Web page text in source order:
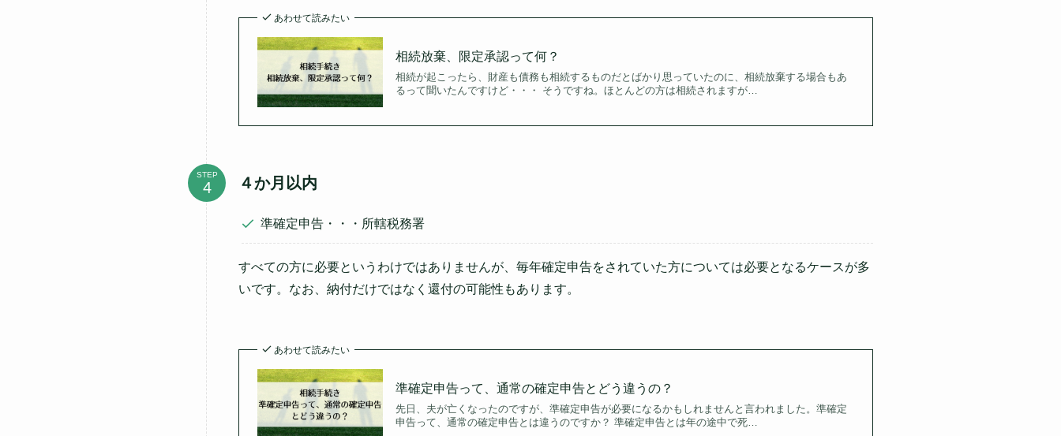
あわせて読みたい
相続放棄、限定承認って何？
相続が起こったら、財産も債務も相続するものだとばかり思っていたのに、相続放棄する場合もあ
るって聞いたんですけど・・・ そうですね。ほとんどの方は相続されますが…
STEP ４か月以内
準確定申告・・・所轄税務署
すべての方に必要というわけではありませんが、毎年確定申告をされていた方については必要となるケースが多
いです。なお、納付だけではなく還付の可能性もあります。
あわせて読みたい
準確定申告って、通常の確定申告とどう違うの？
先日、夫が亡くなったのですが、準確定申告が必要になるかもしれませんと言われました。準確定
申告って、通常の確定申告とは違うのですか？ 準確定申告とは年の途中で死…